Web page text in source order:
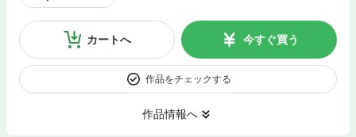
カートへ 今すぐ買う
作品をチェックする
作品情報へ